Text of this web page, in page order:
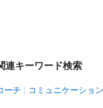
連キーワード検索
ーチ コミュニケーション